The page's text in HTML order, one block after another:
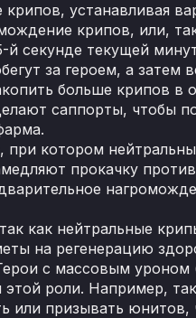
устанавливая
крипов, или,
секунде текущей
за героем, а затем
больше крипов в
саппорты, чтобы
котором
прокачку
как нейтральные
на регенерацию
с массовым
роли. Например,
или призывать